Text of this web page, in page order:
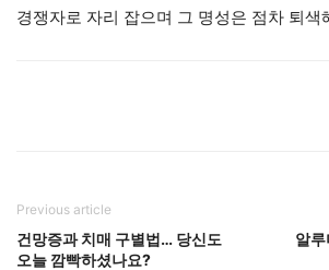
경쟁자로 자리 잡으며 그 명성은 점차 퇴색
Previous article
건망증과 치매 구별법… 당신도
오늘 깜빡하셨나요?
알